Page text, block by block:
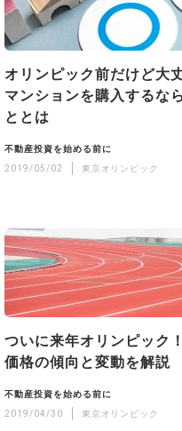
オリンピック前だけど大
マンションを購入するな
ととは
不動産投資を始める前に
2019/05/02
東京オリンピック
ついに来年オリンピック
価格の傾向と変動を解説
不動産投資を始める前に
2019/04/30
東京オリンピック